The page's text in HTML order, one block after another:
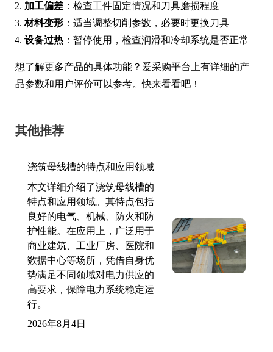
加工偏差 ：检查工件固定情况和刀具磨损程度
材料变形 ：适当调整切削参数，必要时更换刀具
设备过热 ：暂停使用，检查润滑和冷却系统是否正常
想了解更多产品的具体功能？爱采购平台上有详细的产
品参数和用户评价可以参考。快来看看吧！
其他推荐
浇筑母线槽的特点和应用领域
本文详细介绍了浇筑母线槽的
特点和应用领域。其特点包括
良好的电气、机械、防火和防
护性能。在应用上，广泛用于
商业建筑、工业厂房、医院和
数据中心等场所，凭借自身优
势满足不同领域对电力供应的
高要求，保障电力系统稳定运
行。
2026年8月4日